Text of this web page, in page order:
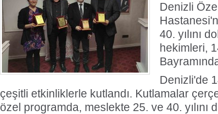
Denizli
40. yılını
hekimleri,
Denizli'de
çeşitli etkinliklerle kutlandı. Kutlamalar
özel programda, meslekte 25. ve 40. yılını